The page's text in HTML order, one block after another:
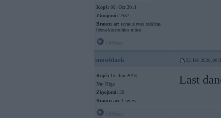
Kopš: 06. Oct 2011
Ziņojumi: 2587
Braucu ar: tavas sievas māsīcas
bērna krustmātes māsu
snowblack 22. Feb 2026,
Kopš: 15. Jun 2018
No: Rīga
Ziņojumi: 39
Braucu ar: 3-series
Last